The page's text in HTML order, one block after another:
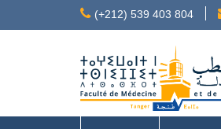
(+212) 539 403 804